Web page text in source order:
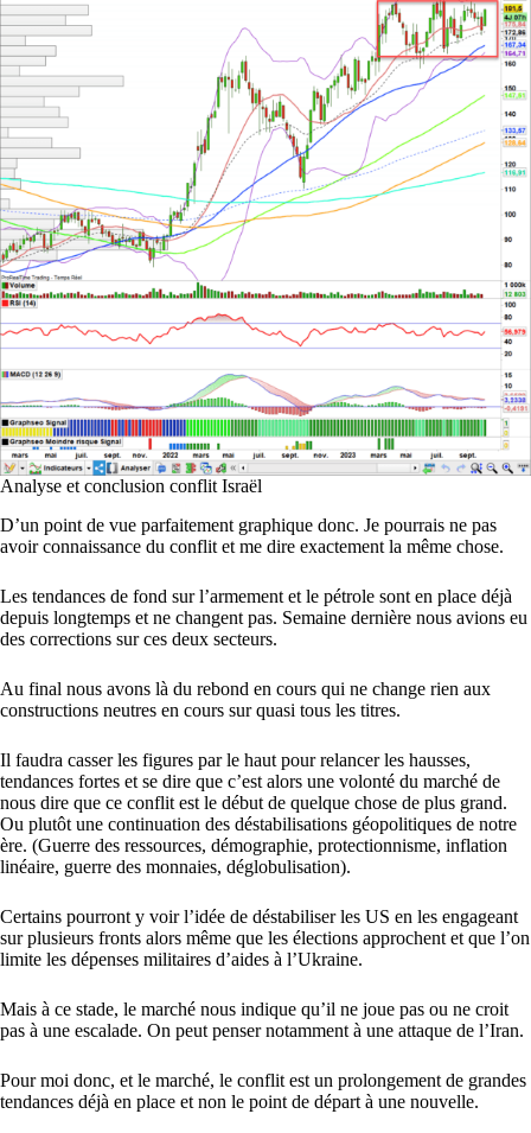
Analyse et conclusion conflit Israël
D’un point de vue parfaitement graphique donc. Je pourrais ne pas
avoir connaissance du conflit et me dire exactement la même chose.
Les tendances de fond sur l’armement et le pétrole sont en place déjà
depuis longtemps et ne changent pas. Semaine dernière nous avions eu
des corrections sur ces deux secteurs.
Au final nous avons là du rebond en cours qui ne change rien aux
constructions neutres en cours sur quasi tous les titres.
Il faudra casser les figures par le haut pour relancer les hausses,
tendances fortes et se dire que c’est alors une volonté du marché de
nous dire que ce conflit est le début de quelque chose de plus grand.
Ou plutôt une continuation des déstabilisations géopolitiques de notre
ère. (Guerre des ressources, démographie, protectionnisme, inflation
linéaire, guerre des monnaies, déglobulisation).
Certains pourront y voir l’idée de déstabiliser les US en les engageant
sur plusieurs fronts alors même que les élections approchent et que l’on
limite les dépenses militaires d’aides à l’Ukraine.
Mais à ce stade, le marché nous indique qu’il ne joue pas ou ne croit
pas à une escalade. On peut penser notamment à une attaque de l’Iran.
Pour moi donc, et le marché, le conflit est un prolongement de grandes
tendances déjà en place et non le point de départ à une nouvelle.